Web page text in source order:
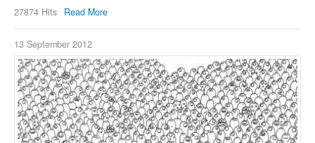
27874 Hits Read More
13 September 2012